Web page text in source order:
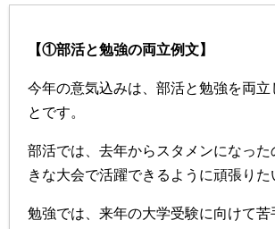
【①部活と勉強の両立例文】
今年の意気込みは、部活と勉強を両立
とです。
部活では、去年からスタメンになった
きな大会で活躍できるように頑張りた
勉強では、来年の大学受験に向けて苦